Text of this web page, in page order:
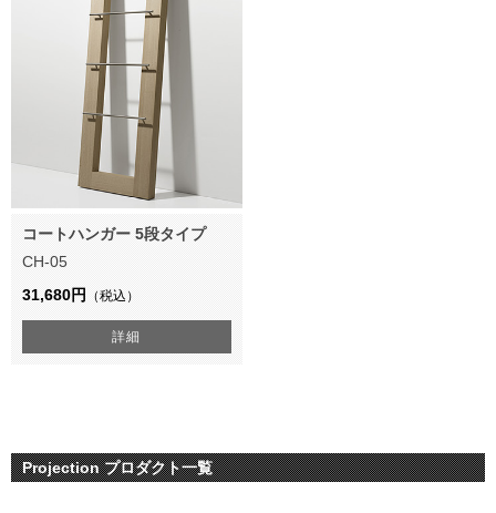
コートハンガー 5段タイプ
CH-05
31,680円
（税込）
詳細
Projection プロダクト一覧